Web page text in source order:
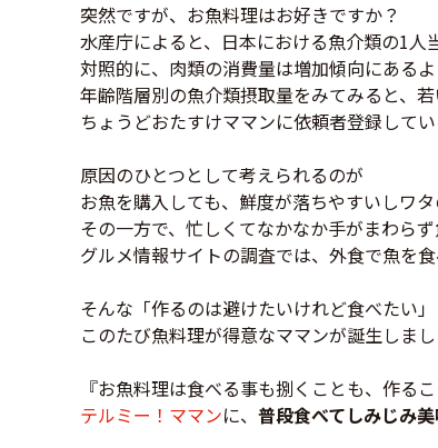
突然ですが、お魚料理はお好きですか？
水産庁によると、日本における魚介類の1人
対照的に、肉類の消費量は増加傾向にあるよ
年齢階層別の魚介類摂取量をみてみると、
ちょうどおたすけママンに依頼者登録して
原因のひとつとして考えられるのが
お魚を購入しても、鮮度が落ちやすいしワ
その一方で、忙しくてなかなか手がまわら
グルメ情報サイトの調査では、外食で魚を
そんな「作るのは避けたいけれど食べたい
このたび魚料理が得意なママンが誕生しまし
『お魚料理は食べる事も捌くことも、作る
テルミー！ママンに、 普段食べてしみじみ